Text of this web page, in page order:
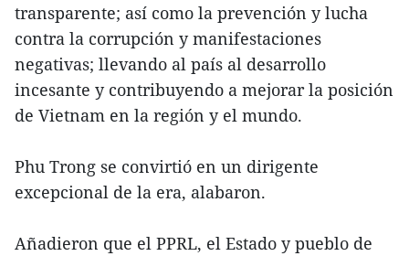
transparente; así como la prevención y lucha
contra la corrupción y manifestaciones
negativas; llevando al país al desarrollo
incesante y contribuyendo a mejorar la posición
de Vietnam en la región y el mundo.
Phu Trong se convirtió en un dirigente
excepcional de la era, alabaron.
Añadieron que el PPRL, el Estado y pueblo de